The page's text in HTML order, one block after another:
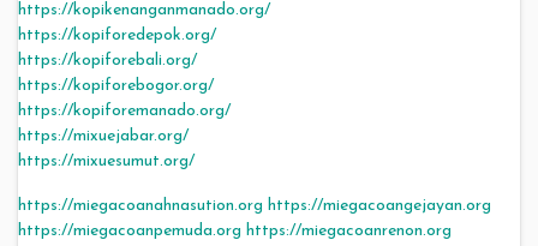
https://kopikenanganmanado.org/
https://kopiforedepok.org/
https://kopiforebali.org/
https://kopiforebogor.org/
https://kopiforemanado.org/
https://mixuejabar.org/
https://mixuesumut.org/
https://miegacoanahnasution.org https://miegacoangejayan.org
https://miegacoanpemuda.org https://miegacoanrenon.org